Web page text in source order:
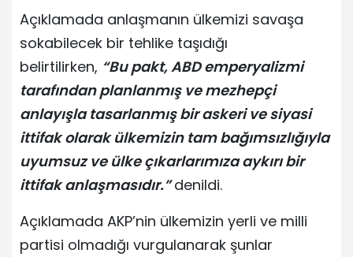
Açıklamada anlaşmanın ülkemizi savaşa
sokabilecek bir tehlike taşıdığı
belirtilirken, “Bu pakt, ABD emperyalizmi
tarafından planlanmış ve mezhepçi
anlayışla tasarlanmış bir askeri ve siyasi
ittifak olarak ülkemizin tam bağımsızlığıyla
uyumsuz ve ülke çıkarlarımıza aykırı bir
ittifak anlaşmasıdır.” denildi.
Açıklamada AKP’nin ülkemizin yerli ve milli
partisi olmadığı vurgulanarak şunlar